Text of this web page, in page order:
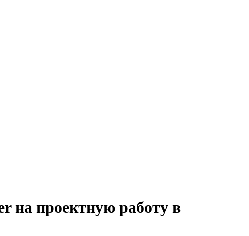
на проектную работу в